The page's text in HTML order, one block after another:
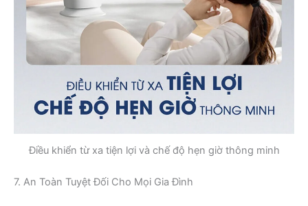
Điều khiển từ xa tiện lợi và chế độ hẹn giờ thông minh
7. An Toàn Tuyệt Đối Cho Mọi Gia Đình